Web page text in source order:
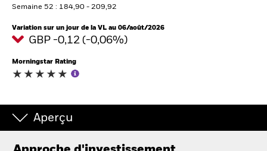
Semaine 52 : 184,90 - 209,92
Variation sur un jour de la VL au 06/août/2026
GBP -0,12 (-0,06%)
Morningstar Rating
Aperçu